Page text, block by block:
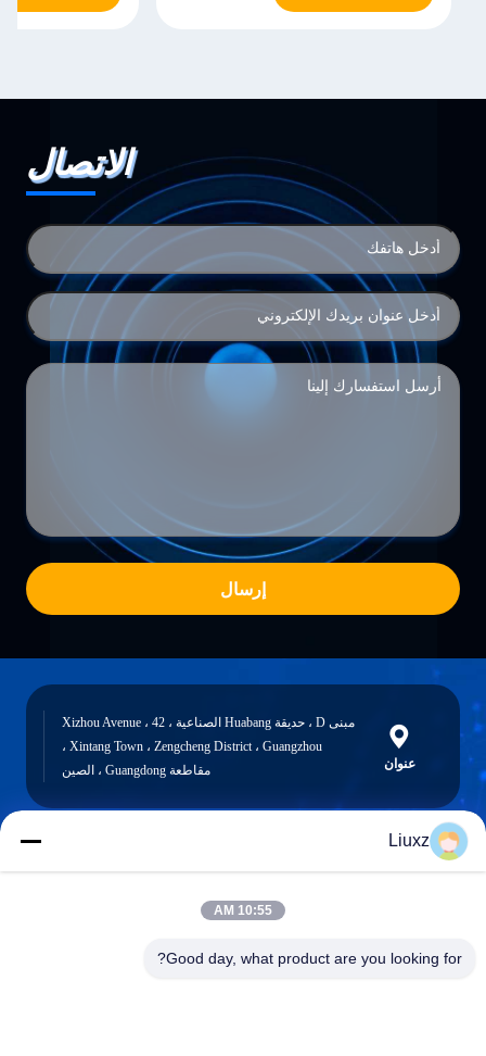
الاتصال
إرسال
عنوان
مبنى D ، حديقة Huabang الصناعية ، 42 Xizhou Avenue ،
Xintang Town ، Zengcheng District ، Guangzhou ،
مقاطعة Guangdong ، الصين
Liuxz
10:55 AM
Good day, what product are you looking for?